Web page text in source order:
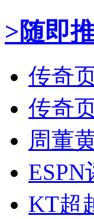
>随即
传奇
传奇
周董
KT超